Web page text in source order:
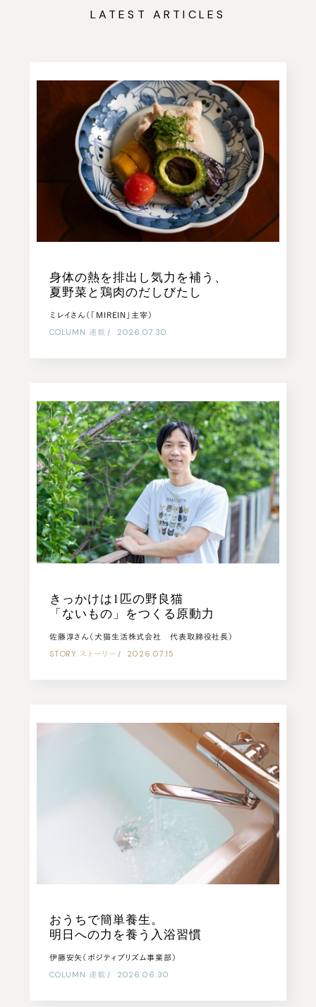
LATEST ARTICLES
COLUMN 連載 | 2026.07.30
身体の熱を排出し気力を補う、
夏野菜と鶏肉のだしびたし
ミレイさん（「MIREIN」主宰）
STORY ストーリー | 2026.07.15
きっかけは1匹の野良猫
「ないもの」をつくる原動力
佐藤淳さん（犬猫生活株式会社 代表取締役社長）
COLUMN 連載 | 2026.06.30
おうちで簡単養生。
明日への力を養う入浴習慣
伊藤安矢（ポジティブリズム事業部）